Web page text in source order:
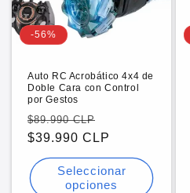
-56%
Auto RC Acrobático 4x4 de
Doble Cara con Control
por Gestos
Precio
habitual
$89.990 CLP
de
oferta
$39.990 CLP
Seleccionar
opciones